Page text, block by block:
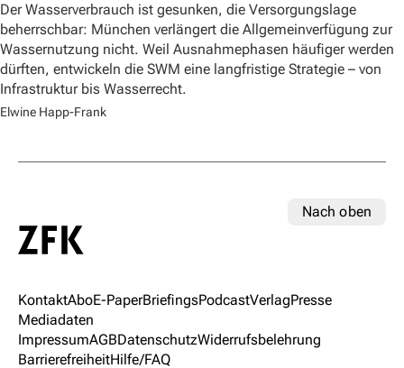
Der Wasserverbrauch ist gesunken, die Versorgungslage
beherrschbar: München verlängert die Allgemeinverfügung zur
Wassernutzung nicht. Weil Ausnahmephasen häufiger werden
dürften, entwickeln die SWM eine langfristige Strategie – von
Infrastruktur bis Wasserrecht.
Elwine Happ-Frank
Nach oben
KontaktAboE-PaperBriefingsPodcastVerlagPresse
Mediadaten
ImpressumAGBDatenschutzWiderrufsbelehrung
BarrierefreiheitHilfe/FAQ